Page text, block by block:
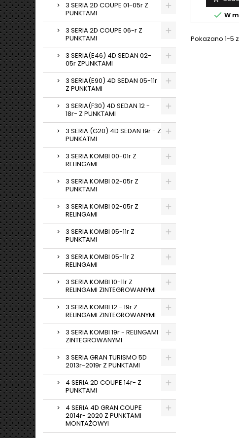
3 SERIA 2D COUPE 01-05r Z
PUNKTAMI
3 SERIA 2D COUPE 06-r Z
PUNKTAMI
3 SERIA(E46) 4D SEDAN 02-
05r ZPUNKTAMI
3 SERIA(E90) 4D SEDAN 05-11r
Z PUNKTAMI
3 SERIA(F30) 4D SEDAN 12 -
18r- Z PUNKTAMI
3 SERIA (G20) 4D SEDAN 19r - Z
PUNKATMI
3 SERIA KOMBI 00-01r Z
RELINGAMI
3 SERIA KOMBI 02-05r Z
PUNKTAMI
3 SERIA KOMBI 02-05r Z
RELINGAMI
3 SERIA KOMBI 05-11r Z
PUNKTAMI
3 SERIA KOMBI 05-11r Z
RELINGAMI
3 SERIA KOMBI 10-11r Z
RELINGAMI ZINTEGROWANYMI
3 SERIA KOMBI 12 - 19r Z
RELINGAMI ZINTEGROWANYMI
3 SERIA KOMBI 19r - RELINGAMI
ZINTEGROWANYMI
3 SERIA GRAN TURISMO 5D
2013r-2019r Z PUNKTAMI
4 SERIA 2D COUPE 14r- Z
PUNKTAMI
4 SERIA 4D GRAN COUPE
2014r- 2020 Z PUNKTAMI
MONTAŻOWYI
 W
Pokazano 1-5